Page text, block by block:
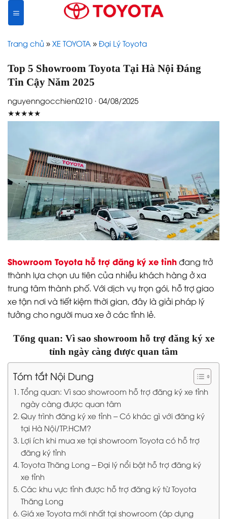
content
Trang chủ » XE TOYOTA » Đại Lý Toyota
Top 5 Showroom Toyota Tại Hà Nội Đáng
Tin Cậy Năm 2025
nguyenngocchien0210 · 04/08/2025
★★★★★
Showroom Toyota hỗ trợ đăng ký xe tỉnhđang trở
thành lựa chọn ưu tiên của nhiều khách hàng ở xa
trung tâm thành phố. Với dịch vụ trọn gói, hỗ trợ giao
xe tận nơi và tiết kiệm thời gian, đây là giải pháp lý
tưởng cho người mua xe ở các tỉnh lẻ.
Tổng quan: Vì sao showroom hỗ trợ đăng ký xe
tỉnh ngày càng được quan tâm
Tóm tắt Nội Dung
Tổng quan: Vì sao showroom hỗ trợ đăng ký xe tỉnh
ngày càng được quan tâm
Quy trình đăng ký xe tỉnh – Có khác gì với đăng ký
tại Hà Nội/TP.HCM?
Lợi ích khi mua xe tại showroom Toyota có hỗ trợ
đăng ký tỉnh
Toyota Thăng Long – Đại lý nổi bật hỗ trợ đăng ký
xe tỉnh
Các khu vực tỉnh được hỗ trợ đăng ký từ Toyota
Thăng Long
Giá xe Toyota mới nhất tại showroom (áp dụng